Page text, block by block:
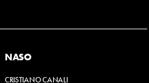
NASO
CRISTIANO CANALI